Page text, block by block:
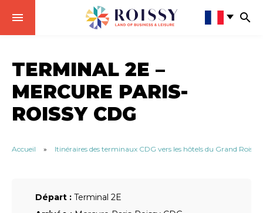
TERMINAL 2E –
MERCURE PARIS-
ROISSY CDG
Accueil » Itinéraires des terminaux CDG vers les hôtels du Grand Roissy
Départ : Terminal 2E